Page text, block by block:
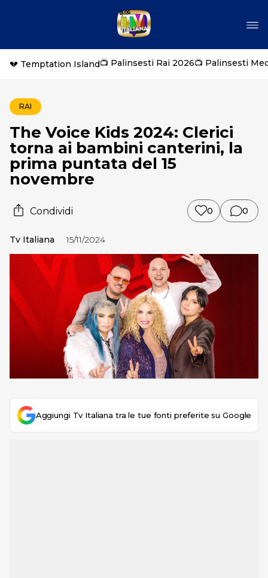
💔 Temptation Island📺 Palinsesti Rai 2026📺 Palinsesti
RAI
The Voice Kids 2024: Clerici
torna ai bambini canterini, la
prima puntata del 15
novembre
Condividi 0 0
Tv Italiana 15/11/2024
Aggiungi Tv Italiana tra le tue fonti preferite su Google